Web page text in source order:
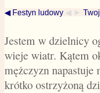
◀ Festyn ludowy ◀ ►
Jestem w dzielnicy
wieje wiatr. Kątem
mężczyzn napastuje
krótko ostrzyżoną